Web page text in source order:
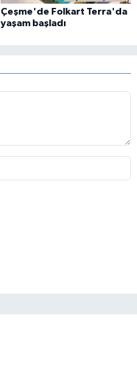
Çeşme'de Folkart Terra'da
yaşam başladı